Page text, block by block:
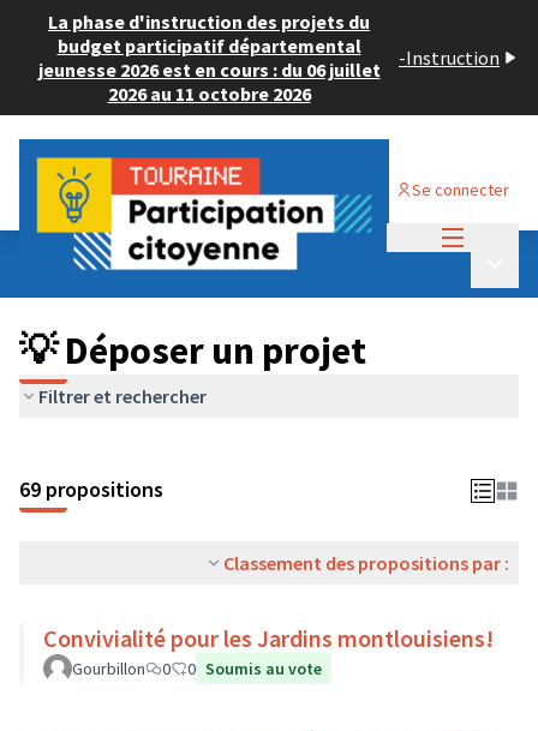
La phase d'instruction des projets du
budget participatif départemental
jeunesse 2026 est en cours : du 06 juillet
2026 au 11 octobre 2026
-Instruction
Se connecter
Budget Participatif ADULTE 2024
💡 Déposer un projet
💡 Déposer un projet
Filtrer et rechercher
69 propositions
Classement des propositions par :
Convivialité pour les Jardins montlouisiens!
Gourbillon 0 0 Soumis au vote